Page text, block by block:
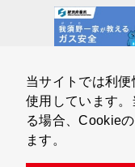
当サイトでは利
使用しています
る場合、Cookie
ます。